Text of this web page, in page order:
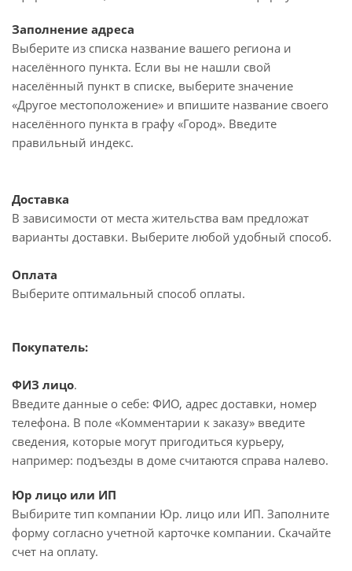
Заполнение адреса
Выберите из списка название вашего региона и
населённого пункта. Если вы не нашли свой
населённый пункт в списке, выберите значение
«Другое местоположение» и впишите название своего
населённого пункта в графу «Город». Введите
правильный индекс.
Доставка
В зависимости от места жительства вам предложат
варианты доставки. Выберите любой удобный способ.
Оплата
Выберите оптимальный способ оплаты.
Покупатель:
ФИЗ лицо.
Введите данные о себе: ФИО, адрес доставки, номер
телефона. В поле «Комментарии к заказу» введите
сведения, которые могут пригодиться курьеру,
например: подъезды в доме считаются справа налево.
Юр лицо или ИП
Выбирите тип компании Юр. лицо или ИП. Заполните
форму согласно учетной карточке компании. Скачайте
счет на оплату.